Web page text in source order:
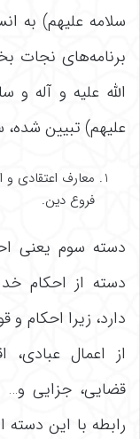
سلامه علیهم) به
برنامه‌‌های نجات
الله علیه و آله
علیهم) تبیین
فروع دین.
دسته سوم یعنی
دسته از احکام
دارد، زیرا احکام
از اعمال عبادی،
قضایی، جزایی
رابطه با این دسته